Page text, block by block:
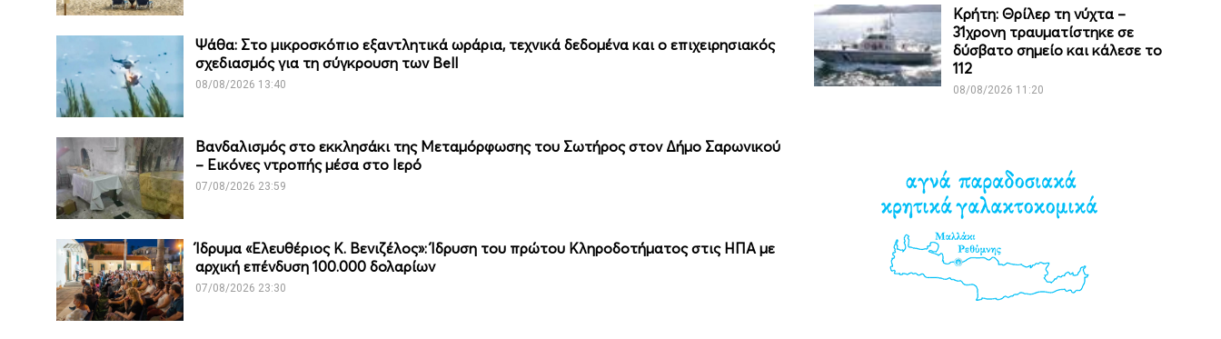
Ψάθα: Στο μικροσκόπιο εξαντλητικά ωράρια, τεχνικά δεδομένα και ο επιχειρησιακός
σχεδιασμός για τη σύγκρουση των Bell
08/08/2026 13:40
Βανδαλισμός στο εκκλησάκι της Μεταμόρφωσης του Σωτήρος στον Δήμο Σαρωνικού
– Εικόνες ντροπής μέσα στο Ιερό
07/08/2026 23:59
Ίδρυμα «Ελευθέριος Κ. Βενιζέλος»: Ίδρυση του πρώτου Κληροδοτήματος στις ΗΠΑ με
αρχική επένδυση 100.000 δολαρίων
07/08/2026 23:30
Κρήτη: Θρίλερ τη νύχτα –
31χρονη τραυματίστηκε σε
δύσβατο σημείο και κάλεσε το
112
08/08/2026 11:20